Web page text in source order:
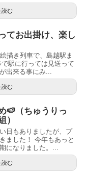
読む
てお出掛け、楽し
描き列車で、島越駅ま
駅に行っては見送って
出来る事にみ...
読む
🍉（ちゅうりっ
）
日もありましたが、プ
ました！ 今年もあっと
になりました。...
読む